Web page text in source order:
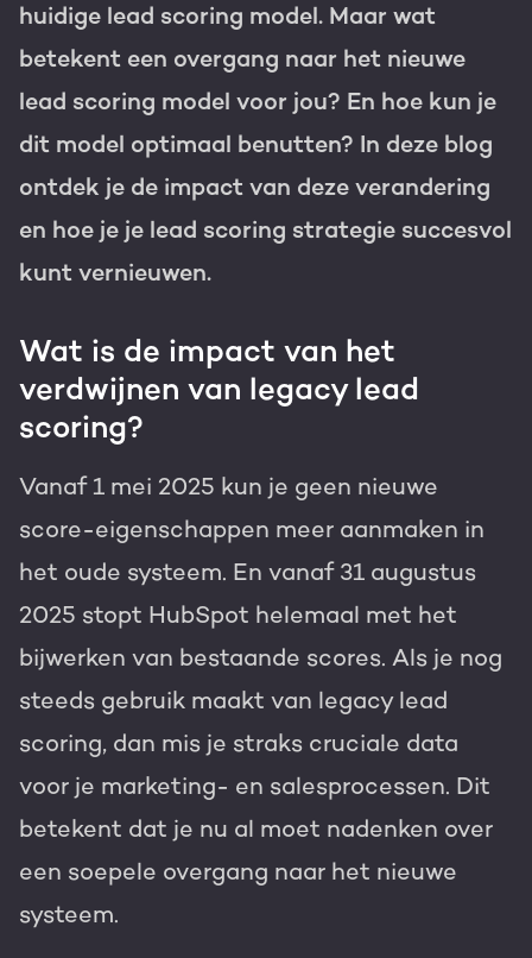
Modules & templates
Membership portals
Growth-driven design
Nederlands Zoek
huidige lead scoring model. Maar wat
betekent een overgang naar het nieuwe
lead scoring model voor jou? En hoe kun je
dit model optimaal benutten? In deze blog
ontdek je de impact van deze verandering
en hoe je je lead scoring strategie succesvol
kunt vernieuwen.
Wat is de impact van het
verdwijnen van legacy lead
scoring?
Vanaf 1 mei 2025 kun je geen nieuwe
score-eigenschappen meer aanmaken in
het oude systeem. En vanaf 31 augustus
2025 stopt HubSpot helemaal met het
bijwerken van bestaande scores. Als je nog
steeds gebruik maakt van legacy lead
scoring, dan mis je straks cruciale data
voor je marketing- en salesprocessen. Dit
betekent dat je nu al moet nadenken over
een soepele overgang naar het nieuwe
systeem.